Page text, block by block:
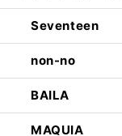
Seventeen
non-no
BAILA
MAQUIA